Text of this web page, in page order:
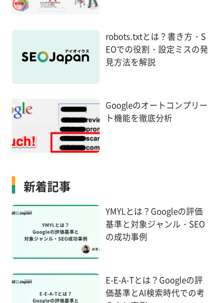
robots.txtとは？書き方・S
EOでの役割・設定ミスの発
見方法を解説
Googleのオートコンプリー
ト機能を徹底分析
新着記事
YMYLとは？Googleの評価
基準と対象ジャンル・SEO
の成功事例
E-E-A-Tとは？Googleの評
価基準とAI検索時代での考